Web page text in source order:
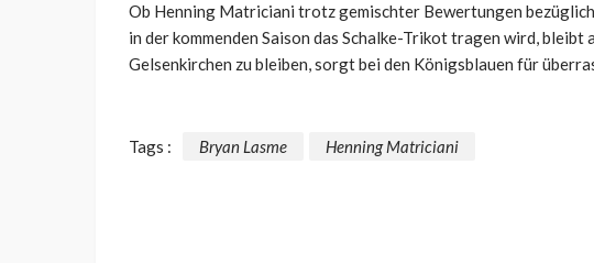
Ob Henning Matriciani trotz gemischter Bewertungen
in der kommenden Saison das Schalke-Trikot tragen wird,
Gelsenkirchen zu bleiben, sorgt bei den Königsblauen für
Tags : Bryan Lasme Henning Matriciani